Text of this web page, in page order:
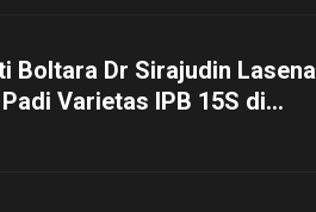
Boltara Dr Sirajudin Lasena
Varietas IPB 15S di